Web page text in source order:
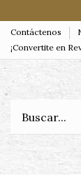
Contáctenos
¡Convertite en